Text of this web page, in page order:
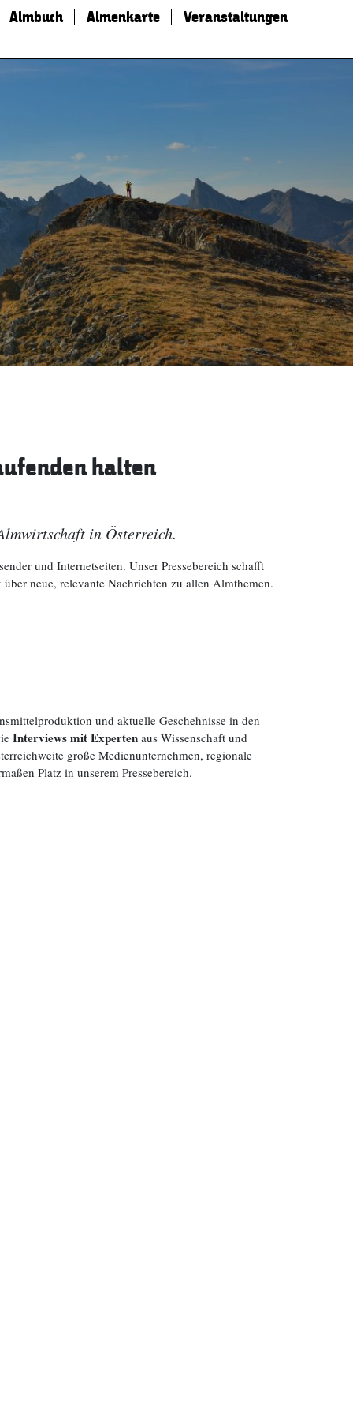
Almbuch Almenkarte Veranstaltungen
halten
in Österreich.
und Internetseiten. Unser Pressebereich schafft
neue, relevante Nachrichten zu allen Almthemen.
und aktuelle Geschehnisse in den
Interviews mit Experten aus Wissenschaft und
große Medienunternehmen, regionale
Platz in unserem Pressebereich.